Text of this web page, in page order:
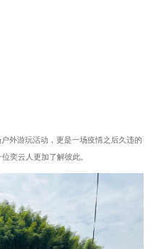
游玩活动，更是一场疫情之后久违的
奕云人更加了解彼此。